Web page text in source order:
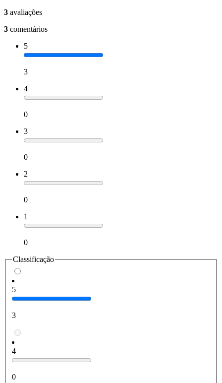
3 avaliações
3 comentários
5
3
4
0
3
0
2
0
1
0
Classificação
5
3
4
0